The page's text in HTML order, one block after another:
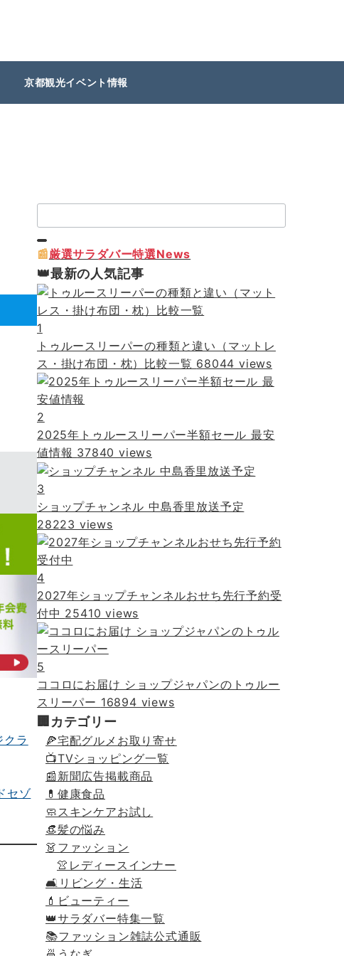
京都観光イベント情報
索：
📰厳選サラダバー特選News
👑最新の人気記事
1
トゥルースリーパーの種類と違い（マットレ
ス・掛け布団・枕）比較一覧 68044 views
2
2025年トゥルースリーパー半額セール 最安
値情報 37840 views
3
ショップチャンネル 中島香里放送予定
28223 views
4
2027年ショップチャンネルおせち先行予約受
付中 25410 views
5
ココロにお届け ショップジャパンのトゥルー
スリーパー 16894 views
🏢カテゴリー
🍕宅配グルメお取り寄せ
📺TVショッピング一覧
📰新聞広告掲載商品
💊健康食品
🧼スキンケアお試し
👒髪の悩み
👗ファッション
👚レディースインナー
🛋リビング・生活
💄ビューティー
👑サラダバー特集一覧
📚ファッション雑誌公式通販